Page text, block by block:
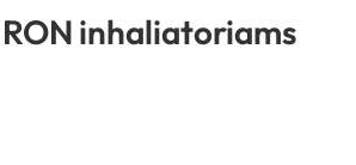
inhaliatoriams